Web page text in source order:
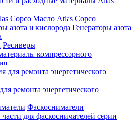
Масло Atlas Copco
Генераторы азота
Ресиверы
компрессорного
ремонта энергетического
Фаскосниматели